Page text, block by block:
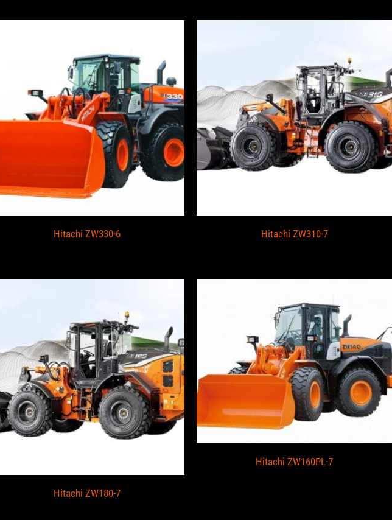
Hitachi ZW330-6 Hitachi ZW310-7
Hitachi ZW180-7
Hitachi ZW160PL-7